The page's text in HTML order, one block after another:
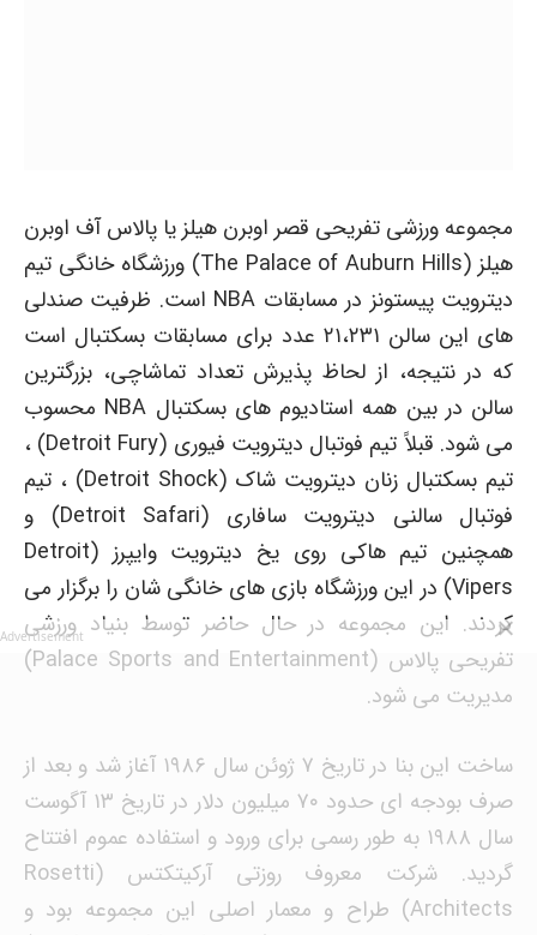
مجموعه ورزشی تفریحی قصر اوبرن هیلز یا پالاس آف اوبرن
هیلز (The Palace of Auburn Hills) ورزشگاه خانگی تیم
دیترویت پیستونز در مسابقات NBA است. ظرفیت صندلی
های این سالن ۲۱،۲۳۱ عدد برای مسابقات بسکتبال است
که در نتیجه، از لحاظ پذیرش تعداد تماشاچی، بزرگترین
سالن در بین همه استادیوم های بسکتبال NBA محسوب
می شود. قبلاً تیم فوتبال دیترویت فیوری (Detroit Fury) ،
تیم بسکتبال زنان دیترویت شاک (Detroit Shock) ، تیم
فوتبال سالنی دیترویت سافاری (Detroit Safari) و
همچنین تیم هاکی روی یخ دیترویت وایپرز (Detroit
Vipers) در این ورزشگاه بازی های خانگی شان را برگزار می
کردند. این مجموعه در حال حاضر توسط بنیاد ورزشی
تفریحی پالاس (Palace Sports and Entertainment)
مدیریت می شود.
ساخت این بنا در تاریخ ۷ ژوئن سال ۱۹۸۶ آغاز شد و بعد از
صرف بودجه ای حدود ۷۰ میلیون دلار در تاریخ ۱۳ آگوست
سال ۱۹۸۸ به طور رسمی برای ورود و استفاده عموم افتتاح
گردید. شرکت معروف روزتی آرکیتکتس (Rosetti
Architects) طراح و معمار اصلی این مجموعه بود و
Advertisement